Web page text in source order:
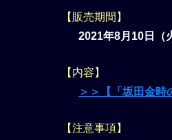
【販売期間】
2021年8月10日（
【内容】
＞＞【「坂田金時
【注意事項】